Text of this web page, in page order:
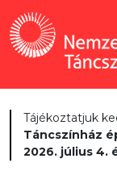
Tájékoztatjuk
Táncszínház
2026. július 4.